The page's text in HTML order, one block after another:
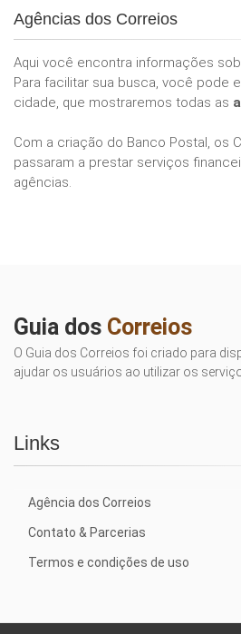
Agências dos Correios
Aqui você encontra informações
Para facilitar sua busca, você pode
cidade, que mostraremos todas as
Com a criação do Banco Postal, os
passaram a prestar serviços
agências.
Guia dos Correios
O Guia dos Correios foi criado para
ajudar os usuários ao utilizar os
Links
Agência dos Correios
Contato & Parcerias
Termos e condições de uso